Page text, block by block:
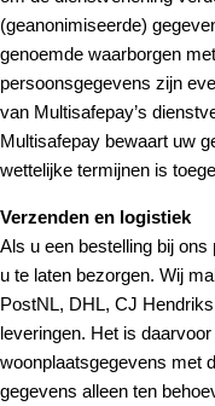
(geanonimiseerde)
genoemde waarborgen
persoonsgegevens zijn
van Multisafepay’s
Multisafepay bewaart uw
wettelijke termijnen is
Verzenden en logistiek
Als u een bestelling bij
u te laten bezorgen. Wij
PostNL, DHL, CJ
leveringen. Het is
woonplaatsgegevens met
gegevens alleen ten